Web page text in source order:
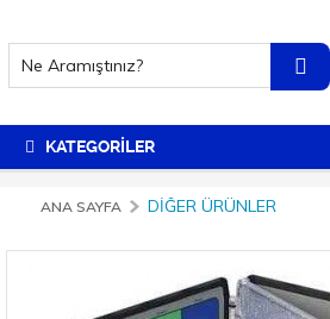
KATEGORİLER
ANA SAYFA DIĞER ÜRÜNLER